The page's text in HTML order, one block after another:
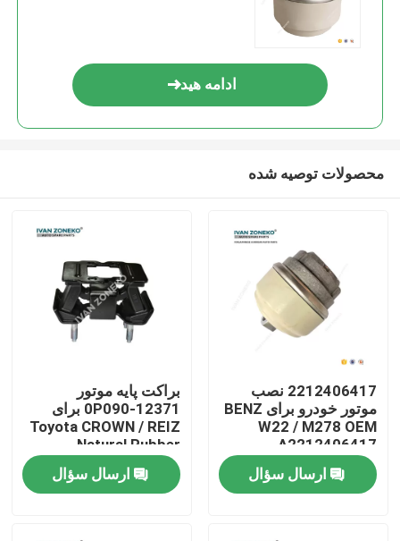
صفحه اصلی
محصولات
فیلم های
ادامه هید
محصولات توصیه شده
2212406417 نصب
موتور خودرو برای BENZ
W22 / M278 OEM
A2212406417
ارسال سؤال
براکت پایه موتور
12371-0P090 برای
Toyota CROWN / REIZ
Natural Rubber
ارسال سؤال